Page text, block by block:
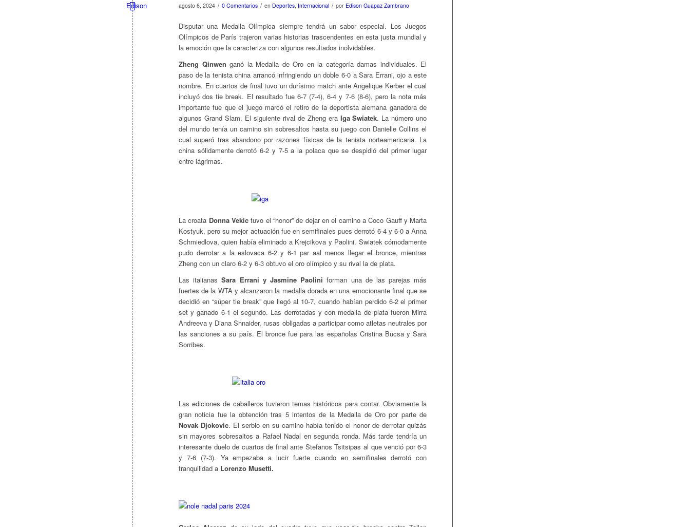
agosto 6, 2024 / 0 Comentarios / en Deportes Internacional / por Edison Guapaz Zambrano
Disputar una Medalla Olímpica siempre tendrá un sabor especial. Los Juegos
Olímpicos de París trajeron varias historias trascendentes en esta justa mundial y
la emoción que la caracteriza con algunos resultados inolvidables.
Zheng Qinwen ganó la Medalla de Oro en la categoría damas individuales. El
paso de la tenista china arrancó infringiendo un doble 6-0 a Sara Errani, ojo a este
nombre. En cuartos de final tuvo un durísimo match ante Angelique Kerber el cual
incluyó dos tie break. El resultado fue 6-7 (7-4), 6-4 y 7-6 (8-6), pero la nota más
importante fue que el juego marcó el retiro de la deportista alemana ganadora de
algunos Grand Slam. El siguiente rival de Zheng era Iga Swiatek. La número uno
del mundo tenía un camino sin sobresaltos hasta su juego con Danielle Collins el
cual superó tras abandono por razones físicas de la tenista norteamericana. La
china sólidamente derrotó 6-2 y 7-5 a la polaca que se despidió del primer lugar
entre lágrimas.
La croata Donna Vekic tuvo el “honor” de dejar en el camino a Coco Gauff y Marta
Kostyuk, pero su mejor actuación fue en semifinales pues derrotó 6-4 y 6-0 a Anna
Schmiedlova, quien había eliminado a Krejcikova y Paolini. Swiatek cómodamente
pudo derrotar a la eslovaca 6-2 y 6-1 par aal menos llegar el bronce, mientras
Zheng con un claro 6-2 y 6-3 obtuvo el oro olímpico y su rival la de plata.
Las italianas Sara Errani y Jasmine Paolini forman una de las parejas más
fuertes de la WTA y alcanzaron la medalla dorada en una emocionante final que se
decidió en “súper tie break” que llegó al 10-7, cuando habían perdido 6-2 el primer
set y ganado 6-1 el segundo. Las derrotadas y con medalla de plata fueron Mirra
Andreeva y Diana Shnaider, rusas obligadas a participar como atletas neutrales por
las sanciones a su país. El bronce fue para las españolas Cristina Bucsa y Sara
Sorribes.
Las ediciones de caballeros tuvieron temas históricos para contar. Obviamente la
gran noticia fue la obtención tras 5 intentos de la Medalla de Oro por parte de
Novak Djokovic. El serbio en su camino había tenido el honor de derrotar quizás
sin mayores sobresaltos a Rafael Nadal en segunda ronda. Más tarde tendría un
interesante duelo de cuartos de final ante Stefanos Tsitsipas al que venció por 6-3
y 7-6 (7-3). Ya empezaba a lucir fuerte cuando en semifinales derrotó con
tranquilidad a Lorenzo Musetti.